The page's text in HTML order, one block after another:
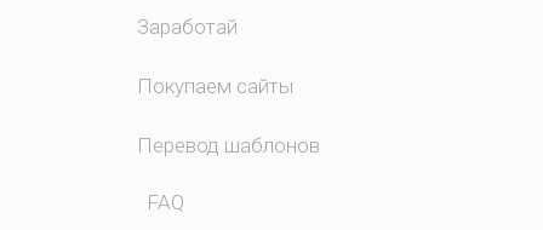
Заработай
Покупаем сайты
Перевод шаблонов
FAQ